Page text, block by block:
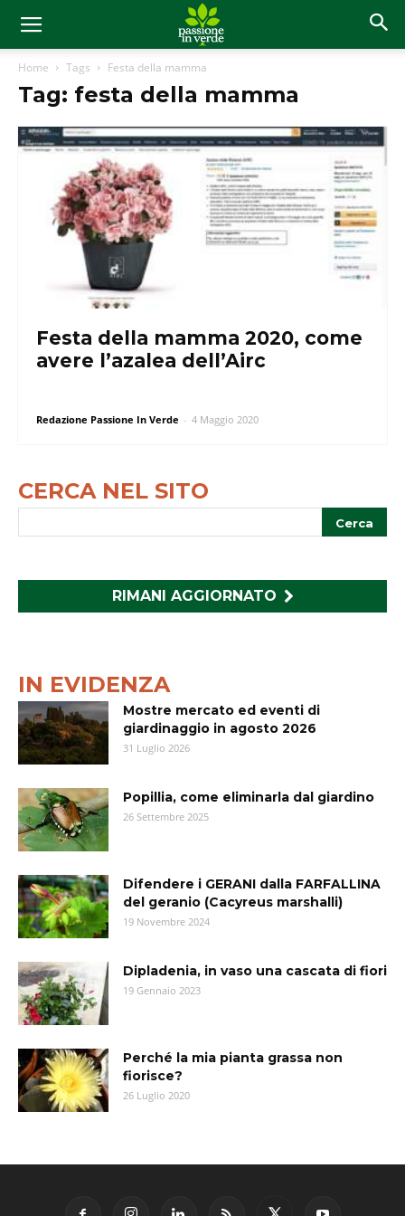
Home Tags Festa della mamma
Tag: festa della mamma
Festa della mamma 2020, come
avere l’azalea dell’Airc
Redazione Passione In Verde - 4 Maggio 2020
CERCA NEL SITO
RIMANI AGGIORNATO
IN EVIDENZA
Mostre mercato ed eventi di
giardinaggio in agosto 2026
31 Luglio 2026
Popillia, come eliminarla dal giardino
26 Settembre 2025
Difendere i GERANI dalla FARFALLINA
del geranio (Cacyreus marshalli)
19 Novembre 2024
Dipladenia, in vaso una cascata di fiori
19 Gennaio 2023
Perché la mia pianta grassa non
fiorisce?
26 Luglio 2020